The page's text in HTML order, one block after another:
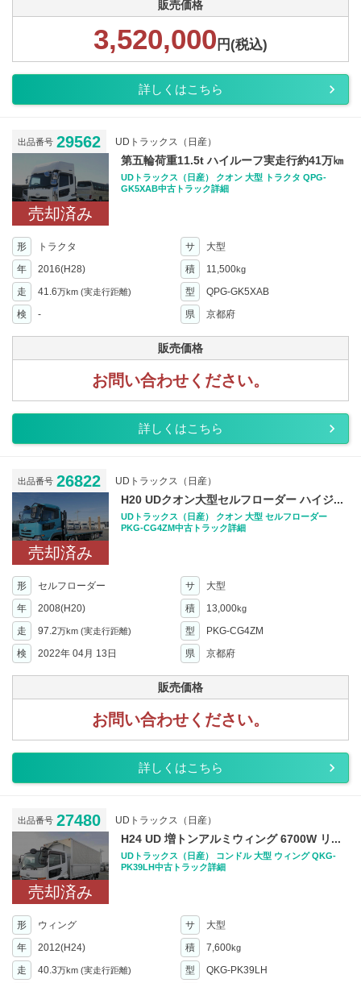
販売価格
3,520,000 円(税込)
詳しくはこちら
出品番号 29562 UDトラックス（日産）
売却済み
第五輪荷重11.5t ハイルーフ実走行約41万㎞
UDトラックス（日産） クオン 大型 トラクタ QPG-
GK5XAB中古トラック詳細
形 トラクタ サ
大型
年
2016(H28) 積 11,500kg
走 41.6万km (実走行距離) 型
QPG-GK5XAB
検
- 県 京都府
販売価格
お問い合わせください。
詳しくはこちら
出品番号 26822 UDトラックス（日産）
売却済み
H20 UDクオン大型セルフローダー ハイジ...
UDトラックス（日産） クオン 大型 セルフローダー
PKG-CG4ZM中古トラック詳細
形 セルフローダー サ
大型
年
2008(H20) 積 13,000kg
走 97.2万km (実走行距離) 型
PKG-CG4ZM
検
2022年 04月 13日 県 京都府
販売価格
お問い合わせください。
詳しくはこちら
出品番号 27480 UDトラックス（日産）
売却済み
H24 UD 増トンアルミウィング 6700W リ...
UDトラックス（日産） コンドル 大型 ウィング QKG-
PK39LH中古トラック詳細
形 ウィング サ
大型
年
2012(H24) 積 7,600kg
走 40.3万km (実走行距離) 型
QKG-PK39LH